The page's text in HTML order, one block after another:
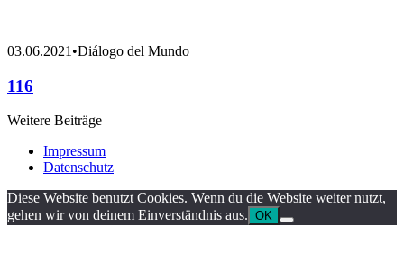
03.06.2021 •Diálogo del Mundo
116
Weitere Beiträge
Impressum
Datenschutz
Diese Website benutzt Cookies. Wenn du die Website weiter nutzt,
gehen wir von deinem Einverständnis aus. OK